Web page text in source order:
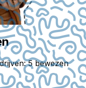
5 bewezen